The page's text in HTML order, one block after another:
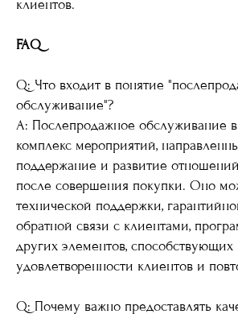
клиентов.
FAQ
Q: Что входит в понятие
обслуживание"?
A: Послепродажное обслуживание
комплекс мероприятий,
поддержание и развитие
после совершения покупки. Оно
технической поддержки,
обратной связи с клиентами,
других элементов, способствующих
удовлетворенности клиентов и
Q: Почему важно предоставлять